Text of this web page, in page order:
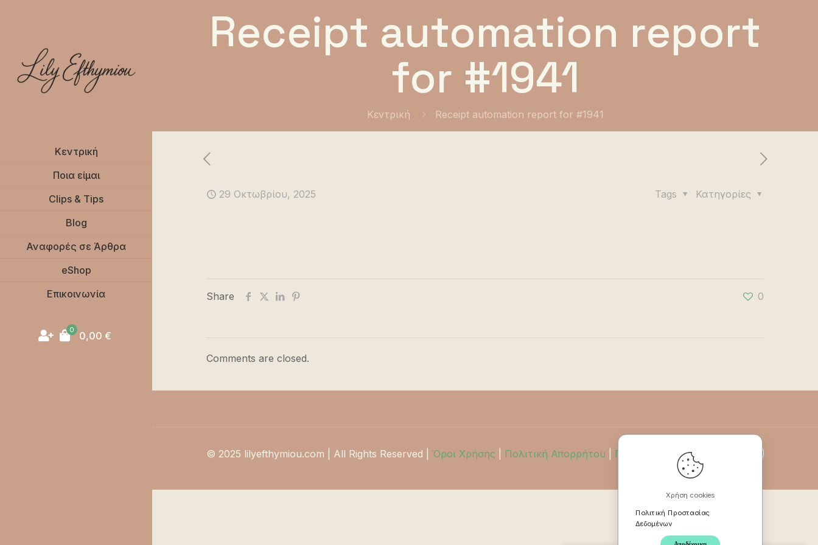
Κεντρική
Ποια είμαι
Clips & Tips
Blog
Αναφορές σε Άρθρα
eShop
Επικοινωνία
0 0,00 €
Receipt automation report
for #1941
Κεντρική Receipt automation report for #1941
29 Οκτωβρίου, 2025 Κατηγορίες
Tags
Share 0
Comments are closed.
© 2025 lilyefthymiou.com | All Rights Reserved | Όροι Χρήσης Πολιτική Απορρήτου Πολιτική Επιστροφών
Χρήση cookies
Πολιτική Προστασίας
Δεδομένων
Αποδέχομαι